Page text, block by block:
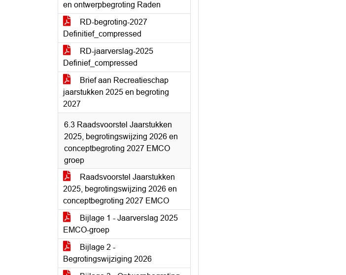
en ontwerpbegroting Raden
RD-begroting-2027
Definitief_compressed
RD-jaarverslag-2025
Definief_compressed
Brief aan Recreatieschap
jaarstukken 2025 en begroting
2027
6.3 Raadsvoorstel Jaarstukken
2025, begrotingswijzing 2026 en
conceptbegroting 2027 EMCO
groep
Raadsvoorstel Jaarstukken
2025, begrotingswijzing 2026 en
conceptbegroting 2027 EMCO
Bijlage 1 - Jaarverslag 2025
EMCO-groep
Bijlage 2 -
Begrotingswijziging 2026